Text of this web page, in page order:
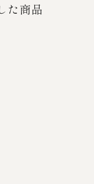
た商品